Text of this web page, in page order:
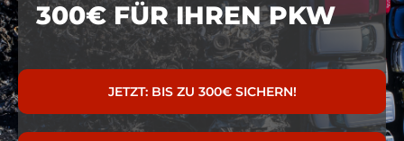
300€ FÜR IHREN PKW
JETZT: BIS ZU 300€ SICHERN!